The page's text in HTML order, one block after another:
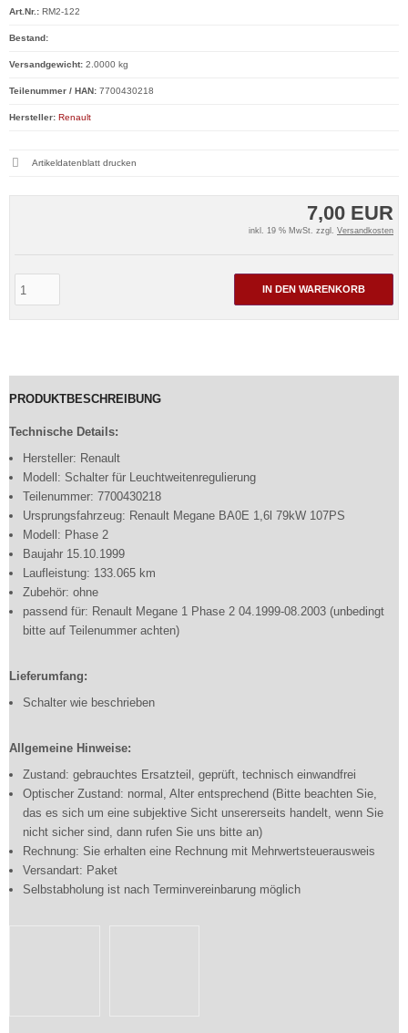
7,00 EUR
inkl. 19 % MwSt. zzgl. Versandkosten
IN DEN WARENKORB
Art.Nr.: RM2-122
Bestand:
Versandgewicht: 2.0000 kg
Teilenummer / HAN: 7700430218
Hersteller: Renault
Artikeldatenblatt drucken
PRODUKTBESCHREIBUNG
Technische Details:
Hersteller: Renault
Modell: Schalter für Leuchtweitenregulierung
Teilenummer: 7700430218
Ursprungsfahrzeug: Renault Megane BA0E 1,6l 79kW 107PS
Modell: Phase 2
Baujahr 15.10.1999
Laufleistung: 133.065 km
Zubehör: ohne
passend für: Renault Megane 1 Phase 2 04.1999-08.2003 (unbedingt
bitte auf Teilenummer achten)
Lieferumfang:
Schalter wie beschrieben
Allgemeine Hinweise:
Zustand: gebrauchtes Ersatzteil, geprüft, technisch einwandfrei
Optischer Zustand: normal, Alter entsprechend (Bitte beachten Sie,
das es sich um eine subjektive Sicht unsererseits handelt, wenn Sie
nicht sicher sind, dann rufen Sie uns bitte an)
Rechnung: Sie erhalten eine Rechnung mit Mehrwertsteuerausweis
Versandart: Paket
Selbstabholung ist nach Terminvereinbarung möglich